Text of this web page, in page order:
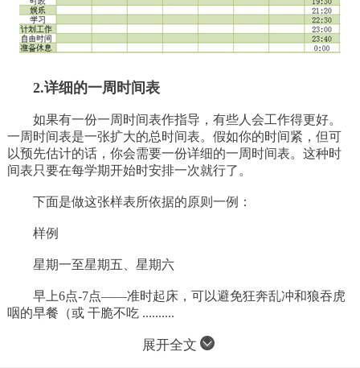
2.详细的一周时间表
如果有一份一周时间表作指导，有些人会工作得更好。
一周时间表是一张扩大的总时间表。假如你的时间紧，但可
以预先估计的话，你会需要一份详细的一周时间表。这种时
间表只要在每学期开始时安排一次就行了。
下面是做这张样表所依据的原则一例：
样例
星期一至星期五、星期六
早上6点-7点——准时起床，可以避免狂奔乱冲和狼吞虎
咽的早餐（或 干脆不吃 ..........
展开全文